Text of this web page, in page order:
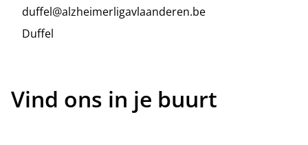
duffel@alzheimerligavlaanderen.be
Duffel
Vind ons in je buurt